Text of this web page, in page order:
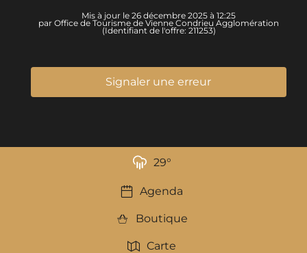
Mis à jour le 26 décembre 2025 à 12:25
par Office de Tourisme de Vienne Condrieu Agglomération
(Identifiant de l'offre: 211253)
Signaler une erreur
29°
Agenda
Boutique
Carte